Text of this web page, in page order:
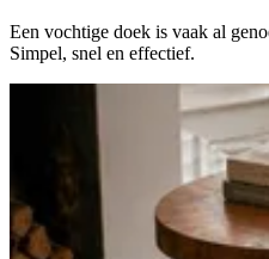
Een vochtige doek is vaak al
Simpel, snel en effectief.